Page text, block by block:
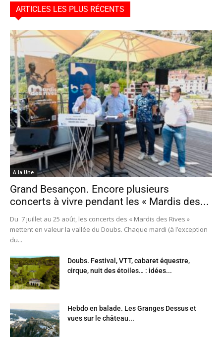
ARTICLES LES PLUS RÉCENTS
A la Une
Grand Besançon. Encore plusieurs
concerts à vivre pendant les « Mardis des...
Du 7 juillet au 25 août, les concerts des « Mardis des Rives »
mettent en valeur la vallée du Doubs. Chaque mardi (à l’exception
du...
Doubs. Festival, VTT, cabaret équestre,
cirque, nuit des étoiles… : idées...
Hebdo en balade. Les Granges Dessus et
vues sur le château...